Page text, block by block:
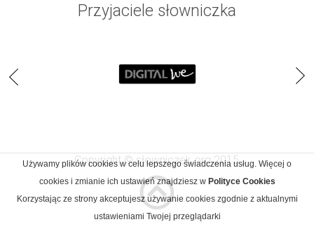
Przyjaciele słowniczka
Copyright © słowniczek.org 2015
Używamy plików cookies w celu lepszego świadczenia usług. Więcej o
cookies i zmianie ich ustawień znajdziesz w Polityce Cookies
Korzystając ze strony akceptujesz używanie cookies zgodnie z aktualnymi
ustawieniami Twojej przeglądarki